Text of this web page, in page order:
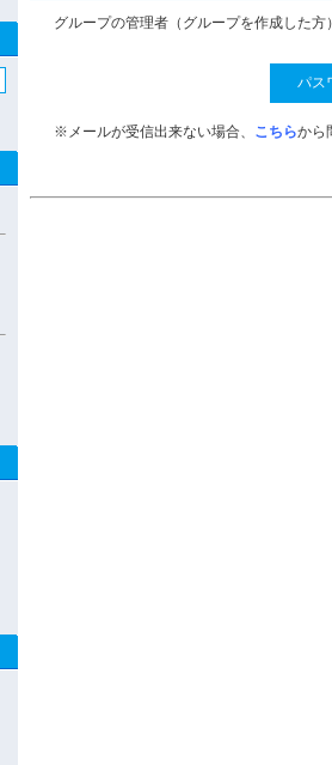
グループの管理者（グループを作成した
※メールが受信出来ない場合、 こちらから